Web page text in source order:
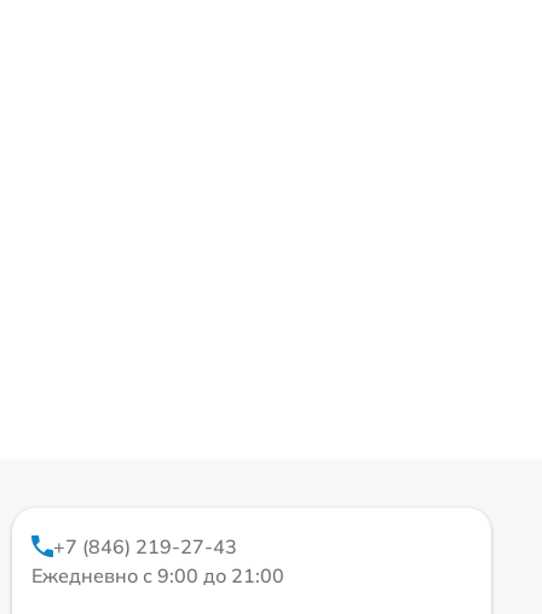
+7 (846) 219-27-43
Ежедневно с 9:00 до 21:00